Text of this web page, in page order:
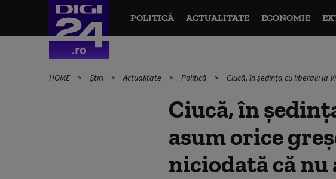
POLITICĂ ACTUALITATE ECONOMIE
HOME Știri Actualitate Politică Ciucă, în ședința cu liberalii la
Ciucă, în
asum orice
niciodată că nu